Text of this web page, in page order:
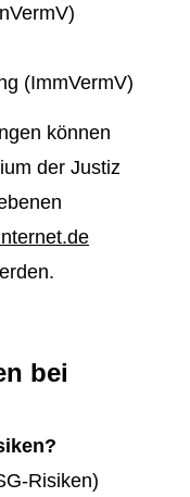
(ImmVermV)
können
der Justiz
bei
Risiken)